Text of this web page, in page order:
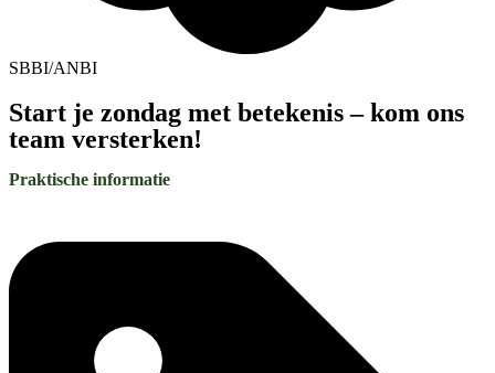
SBBI/ANBI
Start je zondag met betekenis – kom ons
team versterken!
Praktische informatie